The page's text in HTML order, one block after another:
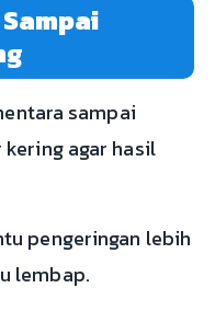
sampai
agar hasil
pengeringan lebih
lembap.